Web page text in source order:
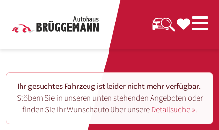
Ihr gesuchtes Fahrzeug ist leider nicht mehr verfügbar.
Stöbern Sie in unseren unten stehenden Angeboten oder
finden Sie Ihr Wunschauto über unsereDetailsuche ».